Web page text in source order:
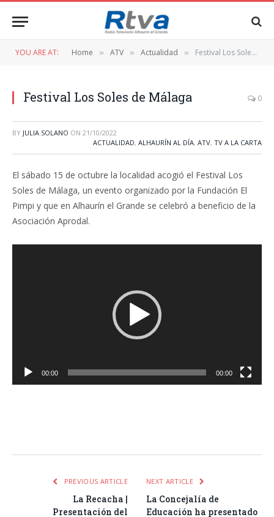
YOU ARE AT: Home » ATV » Actualidad » Festival Los Soles de Málaga
Festival Los Soles de Málaga 0
BY JULIA SOLANO ON 21/10/2022
ACTUALIDAD, ALHAURÍN AL DÍA, ATV, TV A LA CARTA
El sábado 15 de octubre la localidad acogió el Festival Los
Soles de Málaga, un evento organizado por la Fundación El
Pimpi y que en Alhaurín el Grande se celebró a beneficio de la
Asociación Aprodal.
00:00 00:00
PREVIOUS ARTICLE
La Recacha |
Presentación del
NEXT ARTICLE
La Concejalía de
Educación ha presentado